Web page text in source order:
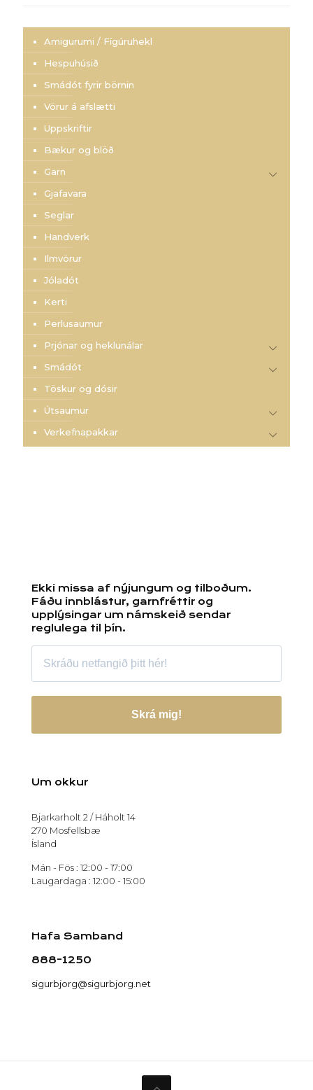
Amigurumi / Fígúruhekl
Hespuhúsið
Smádót fyrir börnin
Vörur á afslætti
Uppskriftir
Bækur og blöð
Garn
Gjafavara
Seglar
Handverk
Ilmvörur
Jóladót
Kerti
Perlusaumur
Prjónar og heklunálar
Smádót
Töskur og dósir
Útsaumur
Verkefnapakkar
Ekki missa af nýjungum og tilboðum.
Fáðu innblástur, garnfréttir og
upplýsingar um námskeið sendar
reglulega til þín.
Skrá mig!
Um okkur
Bjarkarholt 2 / Háholt 14
270 Mosfellsbæ
Ísland
Mán - Fös : 12:00 - 17:00
Laugardaga : 12:00 - 15:00
Hafa Samband
888-1250
sigurbjorg@sigurbjorg.net